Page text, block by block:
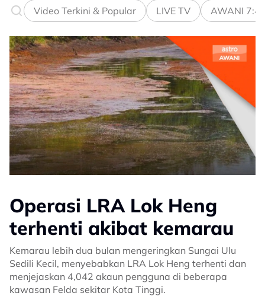
Video Terkini & Popular LIVE TV AWANI
Operasi LRA Lok Heng
terhenti akibat kemarau
Kemarau lebih dua bulan mengeringkan Sungai Ulu
Sedili Kecil, menyebabkan LRA Lok Heng terhenti dan
menjejaskan 4,042 akaun pengguna di beberapa
kawasan Felda sekitar Kota Tinggi.